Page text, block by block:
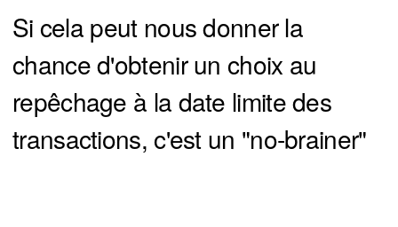
Si cela peut nous donner la
chance d'obtenir un choix au
repêchage à la date limite des
transactions, c'est un "no-brainer"